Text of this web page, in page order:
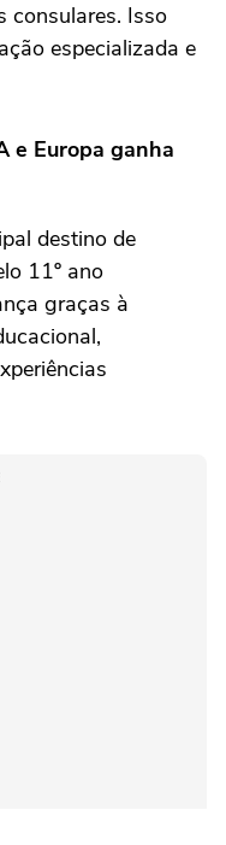
consulares. Isso
especializada e
e Europa ganha
destino de
11º ano
graças à